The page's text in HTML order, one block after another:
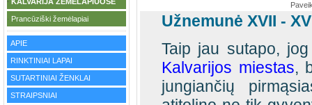
·
· Prancūziški žemėlapiai
APIE
RINKTINIAI LAPAI
SUTARTINIAI ŽENKLAI
STRAIPSNIAI
Užnemunė XVII -
Taip jau sutapo,
Kalvarijos miestas,
jungiančių